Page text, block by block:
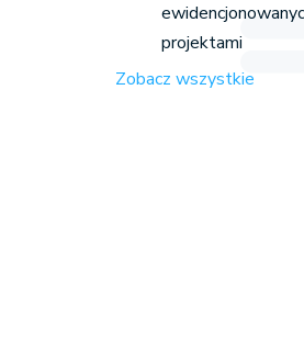
projektami
Zobacz wszystkie